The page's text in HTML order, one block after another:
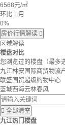
6568元/㎡
环比上月
0%
房价行情解读 
区域解读
楼盘对比
您浏览过的楼盘 （最多
九江林安国际商贸物流
联盛国贸超级购物中心
蓝城西海云林春风
 全部清空
九江热门楼盘